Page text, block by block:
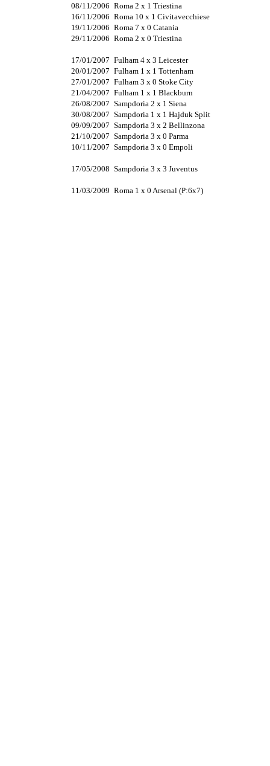
08/11/2006
16/11/2006
19/11/2006
29/11/2006
17/01/2007
20/01/2007
27/01/2007
21/04/2007
26/08/2007
30/08/2007
09/09/2007
21/10/2007
10/11/2007
17/05/2008
11/03/2009
Roma 2 x 1 Triestina
Roma 10 x 1 Civitavecchiese
Roma 7 x 0 Catania
Roma 2 x 0 Triestina
Fulham 4 x 3 Leicester
Fulham 1 x 1 Tottenham
Fulham 3 x 0 Stoke City
Fulham 1 x 1 Blackburn
Sampdoria 2 x 1 Siena
Sampdoria 1 x 1 Hajduk Split
Sampdoria 3 x 2 Bellinzona
Sampdoria 3 x 0 Parma
Sampdoria 3 x 0 Empoli
Sampdoria 3 x 3 Juventus
Roma 1 x 0 Arsenal (P:6x7)